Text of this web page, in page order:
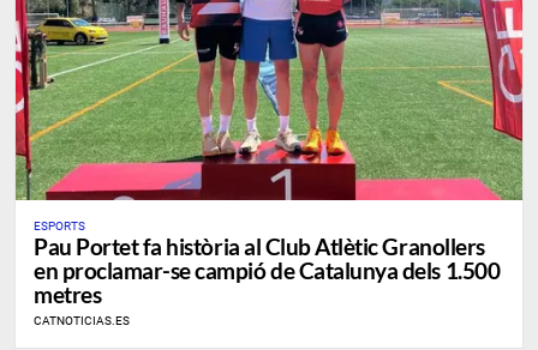
ESPORTS
Pau Portet fa història al Club Atlètic Granollers
en proclamar-se campió de Catalunya dels 1.500
metres
CATNOTICIAS.ES